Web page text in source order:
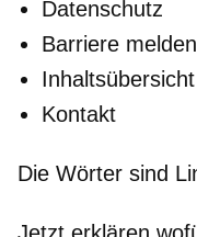
Datenschutz
Barriere melden
Inhaltsübersicht
Kontakt
Die Wörter sind